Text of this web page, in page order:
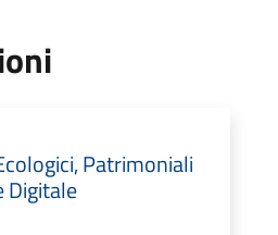
Patrimoniali
Digitale